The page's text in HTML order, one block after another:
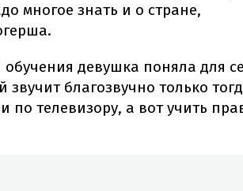
многое знать и о стране,
девушка поняла для
звучит благозвучно только
по телевизору, а вот учить